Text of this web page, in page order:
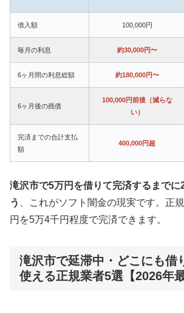
借入額 100,000円
毎月の利息 約30,000円〜
6ヶ月間の利息総額 約180,000円〜
6ヶ月後の残債
100,000円前後（減らな
い）
完済までの合計支払
額
400,000円超
滝沢市で5万円を借りて完済するまでに
う
、これがソフト闇金の現実です。正
円を5万4千円程度で完済できます。
滝沢市で延滞中・どこにも借
使える正規業者5選【2026年最